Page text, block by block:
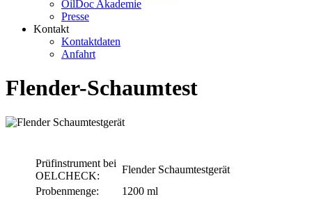
OilDoc Akademie
Presse
Kontakt
Kontaktdaten
Anfahrt
Flender-Schaumtest
Prüfinstrument bei
OELCHECK:
Flender Schaumtestgerät
Probenmenge:
1200 ml